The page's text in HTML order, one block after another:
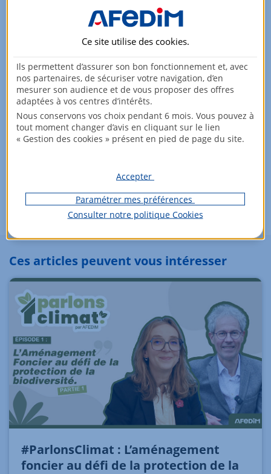
Vous souhaitez investir dans
l'immobilier locatif ?
Voir les biens
Ces articles peuvent vous intéresser
#ParlonsClimat : L’aménagement
foncier au défi de la protection de la
Ce site utilise des cookies.
Ils permettent d’assurer son bon fonctionnement et, avec
nos partenaires, de sécuriser votre navigation, d’en
mesurer son audience et de vous proposer des offres
adaptées à vos centres d’intérêts.
Nous conservons vos choix pendant 6 mois. Vous pouvez à
tout moment changer d’avis en cliquant sur le lien
« Gestion des cookies » présent en pied de page du site.
Accepter
Paramétrer mes préférences
Consulter notre politique Cookies